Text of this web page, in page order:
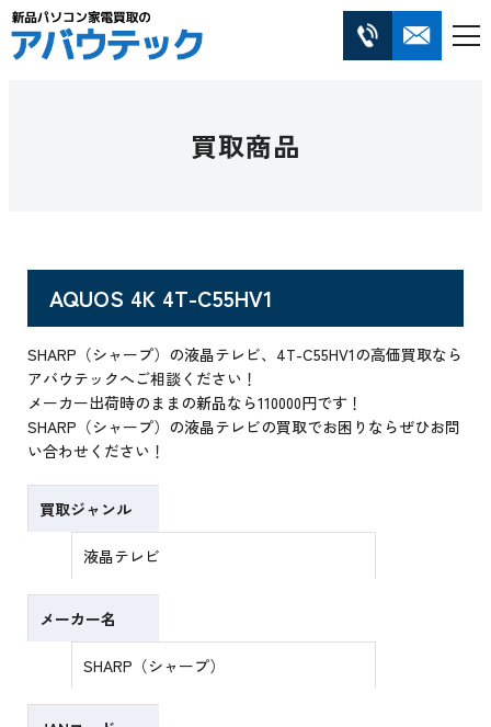
買取商品
AQUOS 4K 4T-C55HV1
SHARP（シャープ）の液晶テレビ、4T-C55HV1の高価買取なら
アバウテックへご相談ください！
メーカー出荷時のままの新品なら110000円です！
SHARP（シャープ）の液晶テレビの買取でお困りならぜひお問
い合わせください！
買取ジャンル
液晶テレビ
メーカー名
SHARP（シャープ）